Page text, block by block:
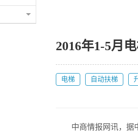
2016年1-5月
电梯 自动扶梯
中商情报网讯，据